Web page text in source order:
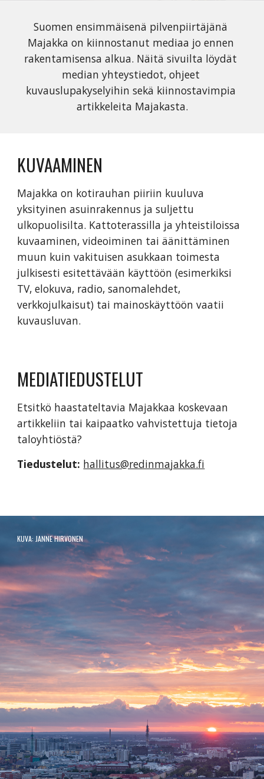
Suomen ensimmäisenä pilvenpiirtäjänä
Majakka on kiinnostanut mediaa jo ennen
rakentamisensa alkua. Näitä sivuilta löydät
median yhteystiedot, ohjeet
kuvauslupakyselyihin sekä kiinnostavimpia
artikkeleita Majakasta.
KUVAAMINEN
Majakka on kotirauhan piiriin kuuluva
yksityinen asuinrakennus ja suljettu
ulkopuolisilta. Kattoterassilla ja yhteistiloissa
kuvaaminen, videoiminen tai äänittäminen
muun kuin vakituisen asukkaan toimesta
julkisesti esitettävään käyttöön (esimerkiksi
TV, elokuva, radio, sanomalehdet,
verkkojulkaisut) tai mainoskäyttöön vaatii
kuvausluvan.
MEDIATIEDUSTELUT
Etsitkö haastateltavia Majakkaa koskevaan
artikkeliin tai kaipaatko vahvistettuja tietoja
taloyhtiöstä?
Tiedustelut: hallitus@redinmajakka.fi
KUVA: JANNE HIRVONEN